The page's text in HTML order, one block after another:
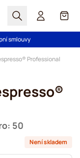
Hledat Košík
smlouvy
Professional
50
Není skladem